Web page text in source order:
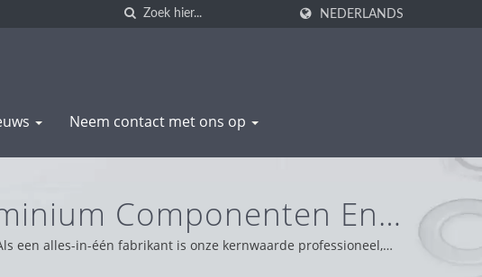
NEDERLANDS
Neem contact met ons op
Componenten En
SHENG
een alles-in-één fabrikant is onze kernwaarde professioneel,
pragmatische en betrouwbare houding en bieden we de